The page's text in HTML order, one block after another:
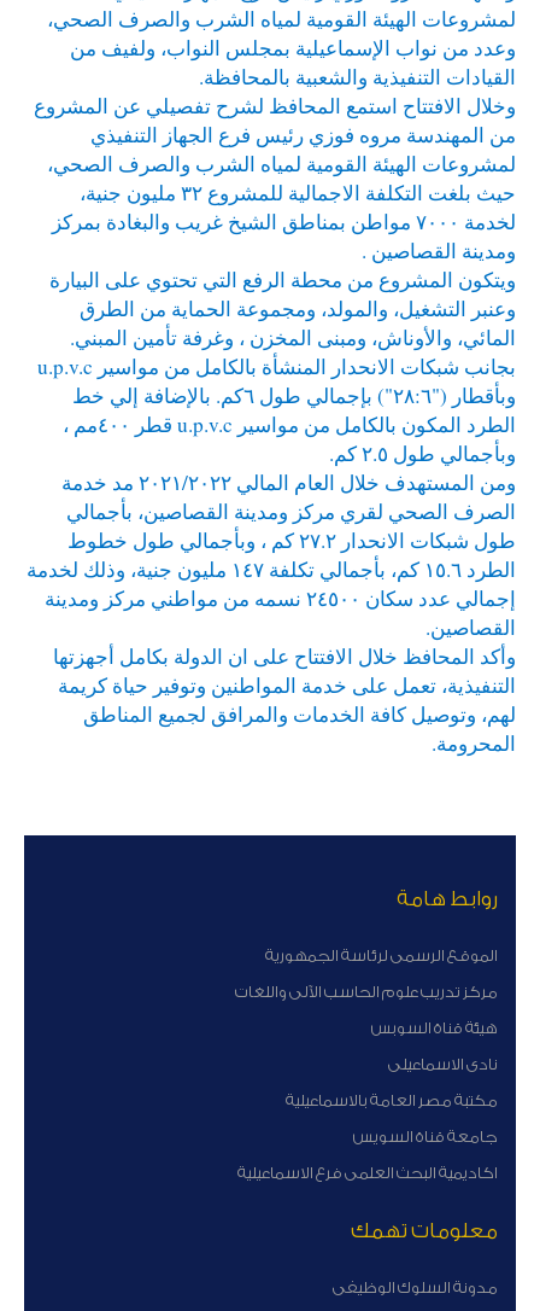
لمشروعات الهيئة القومية لمياه الشرب والصرف الصحي،
وعدد من نواب الإسماعيلية بمجلس النواب، ولفيف من
القيادات التنفيذية والشعبية بالمحافظة.
وخلال الافتتاح استمع المحافظ لشرح تفصيلي عن المشروع
من المهندسة مروه فوزي رئيس فرع الجهاز التنفيذي
لمشروعات الهيئة القومية لمياه الشرب والصرف الصحي،
حيث بلغت التكلفة الاجمالية للمشروع ٣٢ مليون جنية،
لخدمة ٧٠٠٠ مواطن بمناطق الشيخ غريب والبغادة بمركز
ومدينة القصاصين .
ويتكون المشروع من محطة الرفع التي تحتوي على البيارة
وعنبر التشغيل، والمولد، ومجموعة الحماية من الطرق
المائي، والأوناش، ومبنى المخزن ، وغرفة تأمين المبني.
بجانب شبكات الانحدار المنشأة بالكامل من مواسير u.p.v.c
وبأقطار ("٢٨:٦") بإجمالي طول ٦كم. بالإضافة إلي خط
الطرد المكون بالكامل من مواسير u.p.v.c قطر ٤٠٠مم ،
وبأجمالي طول ٢.٥ كم.
ومن المستهدف خلال العام المالي ٢٠٢١/٢٠٢٢ مد خدمة
الصرف الصحي لقري مركز ومدينة القصاصين، بأجمالي
طول شبكات الانحدار ٢٧.٢ كم ، وبأجمالي طول خطوط
الطرد ١٥.٦ كم، بأجمالي تكلفة ١٤٧ مليون جنية، وذلك لخدمة
إجمالي عدد سكان ٢٤٥٠٠ نسمه من مواطني مركز ومدينة
القصاصين.
وأكد المحافظ خلال الافتتاح على ان الدولة بكامل أجهزتها
التنفيذية، تعمل على خدمة المواطنين وتوفير حياة كريمة
لهم، وتوصيل كافة الخدمات والمرافق لجميع المناطق
المحرومة.
روابط هامة
الموقع الرسمى لرئاسة الجمهورية
مركز تدريب علوم الحاسب الآلى واللغات
هيئة قناة السوبس
نادى الاسماعيلى
مكتبة مصر العامة بالاسماعيلية
جامعة قناة السويس
اكاديمية البحث العلمى فرع الاسماعيلية
معلومات تهمك
مدونة السلوك الوظيفى